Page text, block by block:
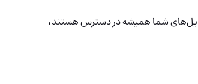
شما همیشه در دسترس هستند،